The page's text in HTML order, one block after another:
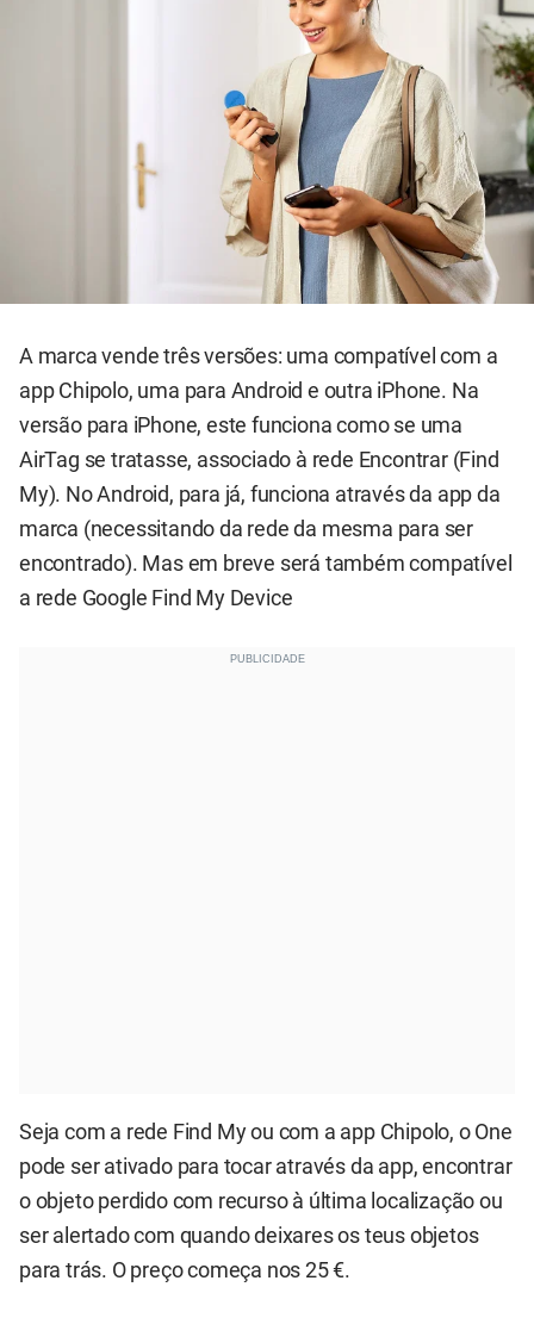
A marca vende três versões: uma compatível com a
app Chipolo, uma para Android e outra iPhone. Na
versão para iPhone, este funciona como se uma
AirTag se tratasse, associado à rede Encontrar (Find
My). No Android, para já, funciona através da app da
marca (necessitando da rede da mesma para ser
encontrado). Mas em breve será também compatível
a rede Google Find My Device
Seja com a rede Find My ou com a app Chipolo, o One
pode ser ativado para tocar através da app, encontrar
o objeto perdido com recurso à última localização ou
ser alertado com quando deixares os teus objetos
para trás. O preço começa nos 25 €.